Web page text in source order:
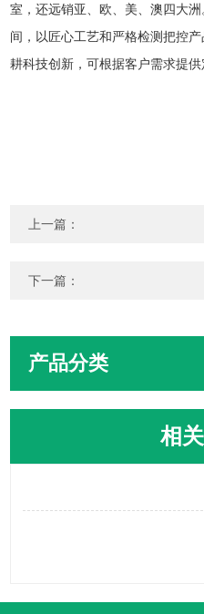
室，还远销亚、欧、美、澳四大
间，以匠心工艺和严格检测把控
耕科技创新，可根据客户需求提供
上一篇：
下一篇：
产品分类
相